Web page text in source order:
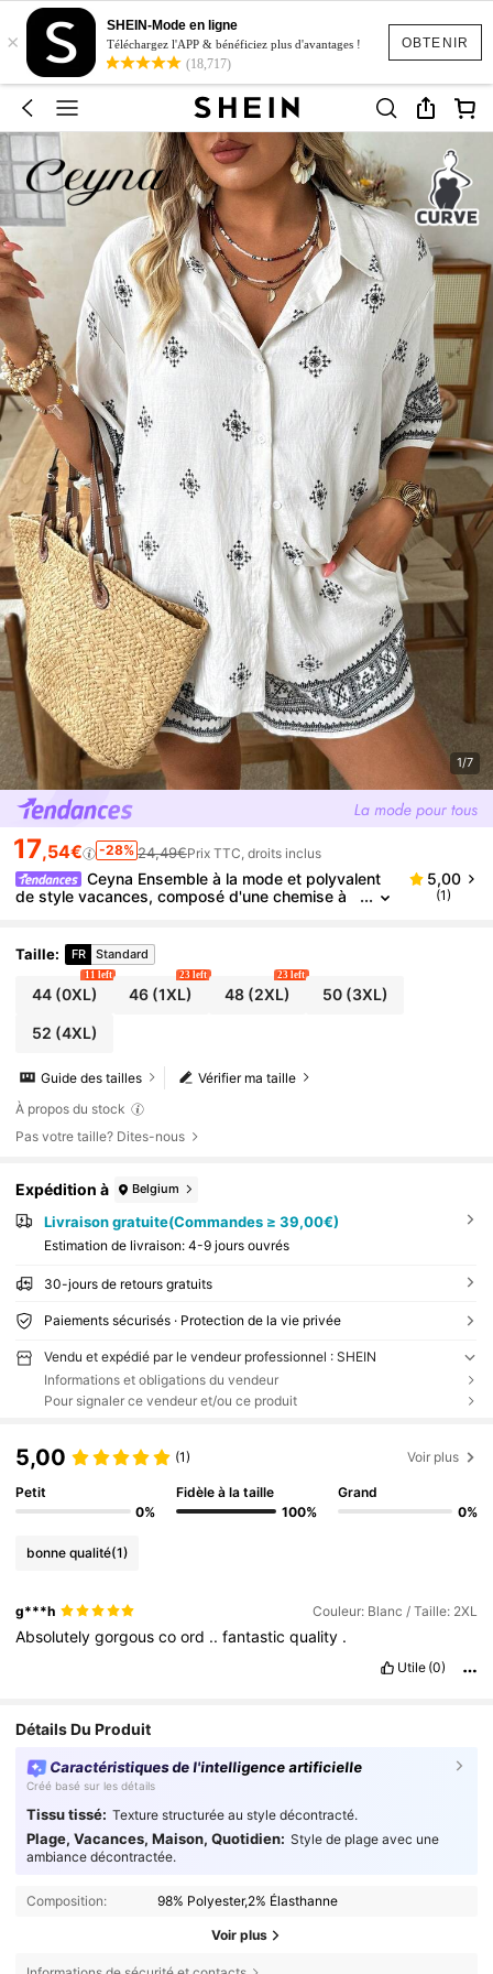
OBTENIR
×
SHEIN-Mode en ligne
Téléchargez l'APP & bénéficiez plus d'avantages !
(18,717)
1/7
17,54€ -28% 24,49€Prix TTC, droits inclus
Ceyna Ensemble à la mode et polyvalent
de style vacances, composé d'une chemise à
et ample pour un look décontracté
5,00
(1)
Taille: FR Standard
44(0XL)
11 left
46 (1XL)
23 left
48(2XL)
23 left
50(3XL)
52 (4XL)
Vérifier ma taille
Guide des tailles
À propos du stock
Pas votre taille? Dites-nous
Expédition à Belgium
Livraison gratuite(Commandes ≥ 39,00€)
Estimation de livraison: 4-9 jours ouvrés
30-jours de retours gratuits
Paiements sécurisés · Protection de la vie privée
Vendu et expédié par le vendeur professionnel : SHEIN
Informations et obligations du vendeur
Pour signaler ce vendeur et/ou ce produit
5,00 (1) Voir plus
Petit
0%
Fidèle à la taille
100%
Grand
0%
bonne qualité(1)
g***h Couleur: Blanc / Taille: 2XL
Absolutelygorgouscoord ..fantasticquality .
Utile (0)
Détails Du Produit
Caractéristiques de l'intelligence artificielle
Créé basé sur les détails
Tissu tissé: Texture structurée au style décontracté.
Plage, Vacances, Maison, Quotidien: Style de plage avec une
ambiance décontractée.
Composition: 98% Polyester,2% Élasthanne
Voir plus